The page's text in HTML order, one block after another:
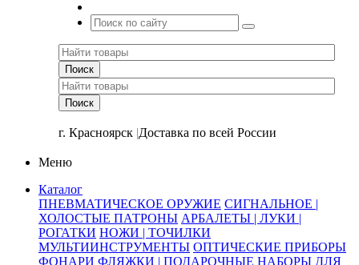
г. Красноярск |Доставка по всей России
Меню
Каталог
ПНЕВМАТИЧЕСКОЕ ОРУЖИЕ СИГНАЛЬНОЕ |
ХОЛОСТЫЕ ПАТРОНЫ АРБАЛЕТЫ | ЛУКИ |
РОГАТКИ НОЖИ | ТОЧИЛКИ
МУЛЬТИИНСТРУМЕНТЫ ОПТИЧЕСКИЕ ПРИБОРЫ
ФОНАРИ ФЛЯЖКИ | ПОДАРОЧНЫЕ НАБОРЫ ДЛЯ